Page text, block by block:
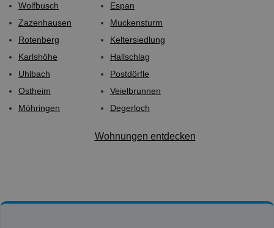
Wolfbusch
Zazenhausen
Rotenberg
Karlshöhe
Uhlbach
Ostheim
Möhringen
Espan
Muckensturm
Keltersiedlung
Hallschlag
Postdörfle
Veielbrunnen
Degerloch
Wohnungen entdecken